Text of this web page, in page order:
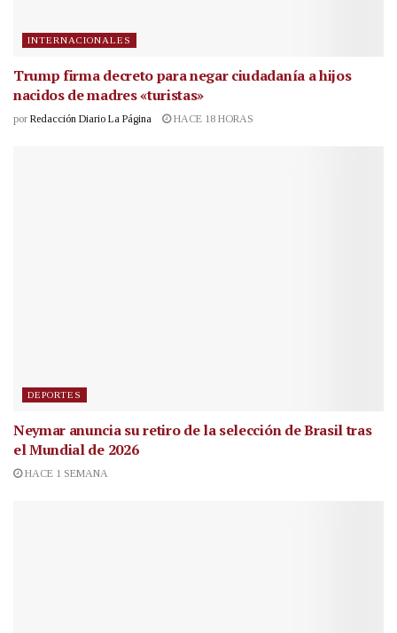
INTERNACIONALES
Trump firma decreto para negar ciudadanía a hijos
nacidos de madres «turistas»
por Redacción Diario La Página HACE 18 HORAS
DEPORTES
Neymar anuncia su retiro de la selección de Brasil tras
el Mundial de 2026
HACE 1 SEMANA